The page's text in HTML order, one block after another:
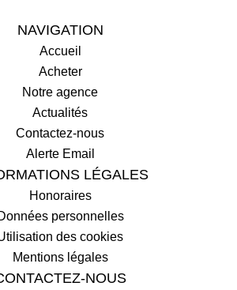
NAVIGATION
Accueil
Acheter
Notre agence
Actualités
Contactez-nous
Alerte Email
LÉGALES
Honoraires
personnelles
des cookies
Mentions légales
NOUS